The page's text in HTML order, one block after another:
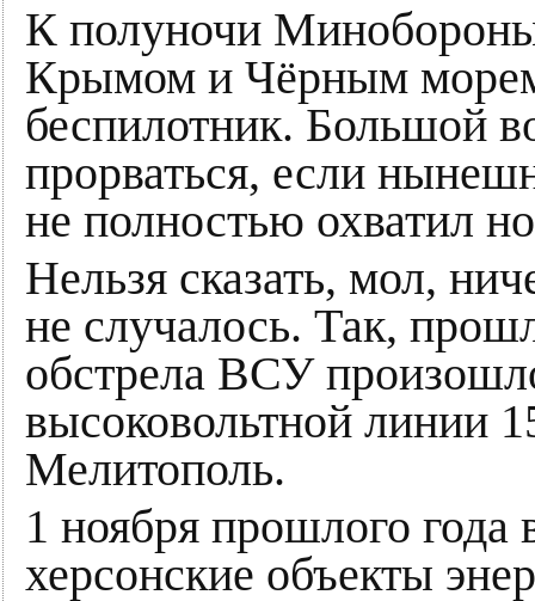
К полуночи
Крымом и Чёрным
беспилотник. Большой
прорваться, если
не полностью охватил
Нельзя сказать, мол,
не случалось. Так,
обстрела ВСУ
высоковольтной линии
Мелитополь.
1 ноября прошлого года
херсонские объекты